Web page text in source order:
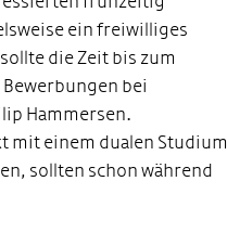
ein freiwilliges
die Zeit bis zum
bei
Hammersen.
mit einem dualen Studium
sollten schon während